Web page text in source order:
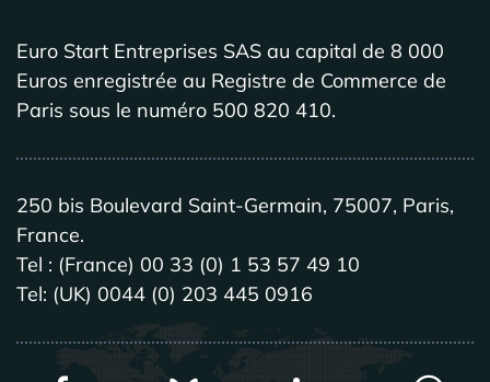
Euro Start Entreprises SAS au capital de 8 000
Euros enregistrée au Registre de Commerce de
Paris sous le numéro 500 820 410.
250 bis Boulevard Saint-Germain, 75007, Paris,
France.
Tel : (France) 00 33 (0) 1 53 57 49 10
Tel: (UK) 0044 (0) 203 445 0916